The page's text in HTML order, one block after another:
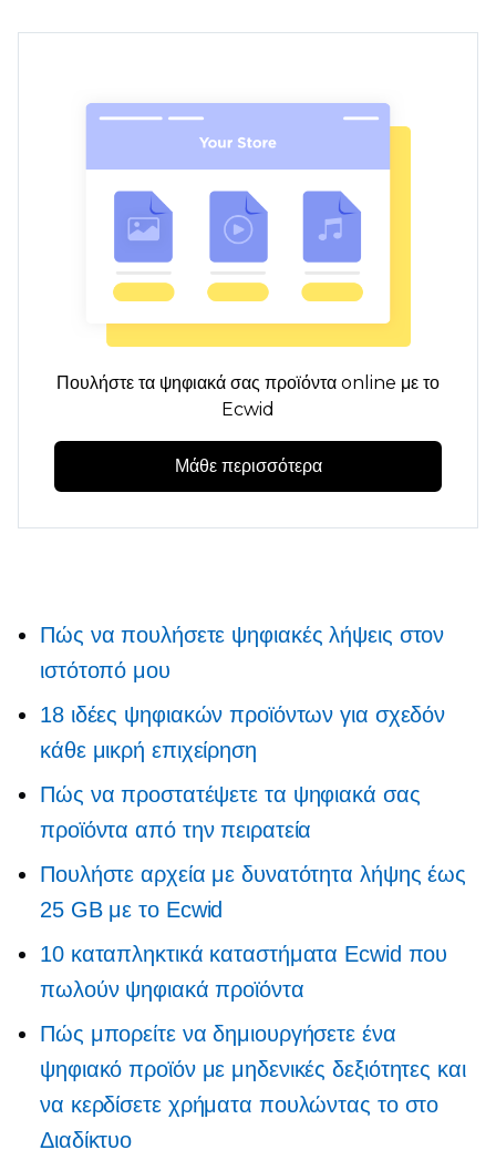
Πουλήστε τα ψηφιακά σας προϊόντα online με το
Ecwid
Μάθε περισσότερα
Πώς να πουλήσετε ψηφιακές λήψεις στον
ιστότοπό μου
18 ιδέες ψηφιακών προϊόντων για σχεδόν
κάθε μικρή επιχείρηση
Πώς να προστατέψετε τα ψηφιακά σας
προϊόντα από την πειρατεία
Πουλήστε αρχεία με δυνατότητα λήψης έως
25 GB με το Ecwid
10 καταπληκτικά καταστήματα Ecwid που
πωλούν ψηφιακά προϊόντα
Πώς μπορείτε να δημιουργήσετε ένα
ψηφιακό προϊόν με μηδενικές δεξιότητες και
να κερδίσετε χρήματα πουλώντας το στο
Διαδίκτυο